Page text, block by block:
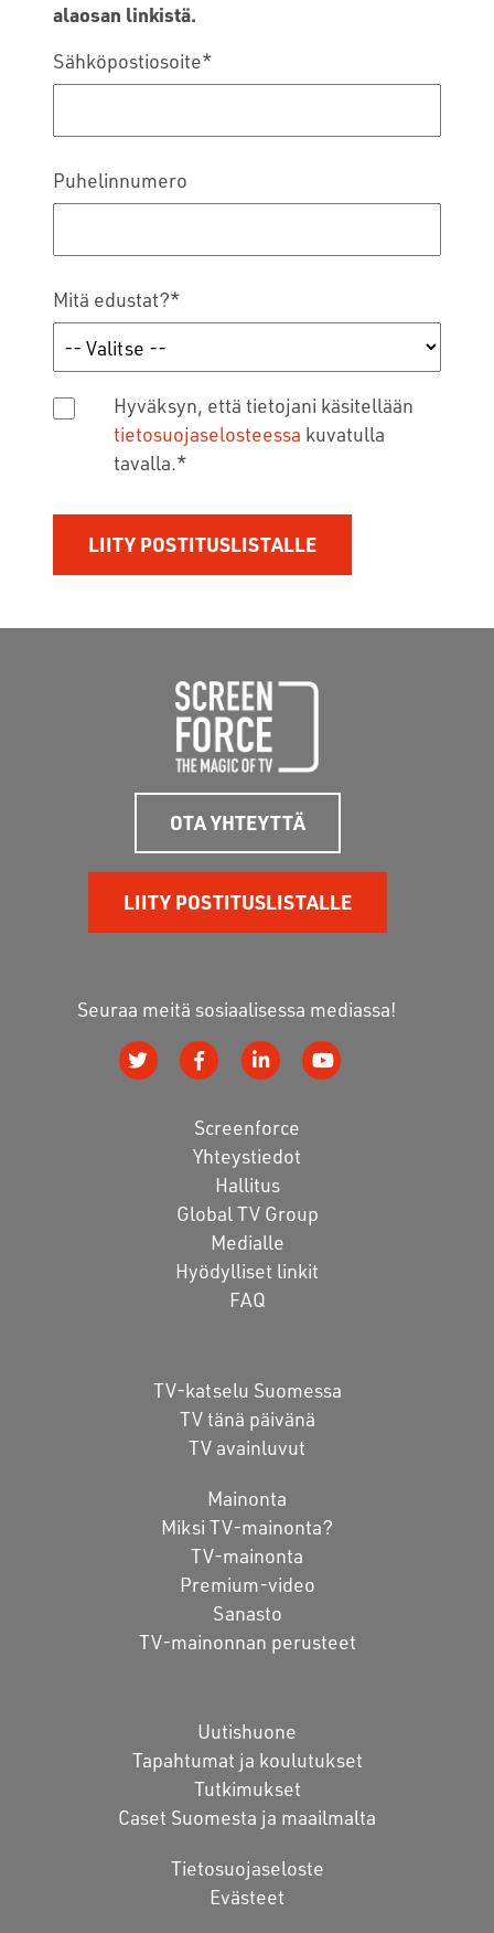
alaosan linkistä.
Sähköpostiosoite*
Puhelinnumero
Mitä edustat?*
Hyväksyn, että tietojani käsitellään
tietosuojaselosteessa kuvatulla
tavalla.*
OTA YHTEYTTÄ
LIITY POSTITUSLISTALLE
Seuraa meitä sosiaalisessa mediassa!
Screenforce
Yhteystiedot
Hallitus
Global TV Group
Medialle
Hyödylliset linkit
FAQ
TV-katselu Suomessa
TV tänä päivänä
TV avainluvut
Mainonta
Miksi TV-mainonta?
TV-mainonta
Premium-video
Sanasto
TV-mainonnan perusteet
Uutishuone
Tapahtumat ja koulutukset
Tutkimukset
Caset Suomesta ja maailmalta
Tietosuojaseloste
Evästeet